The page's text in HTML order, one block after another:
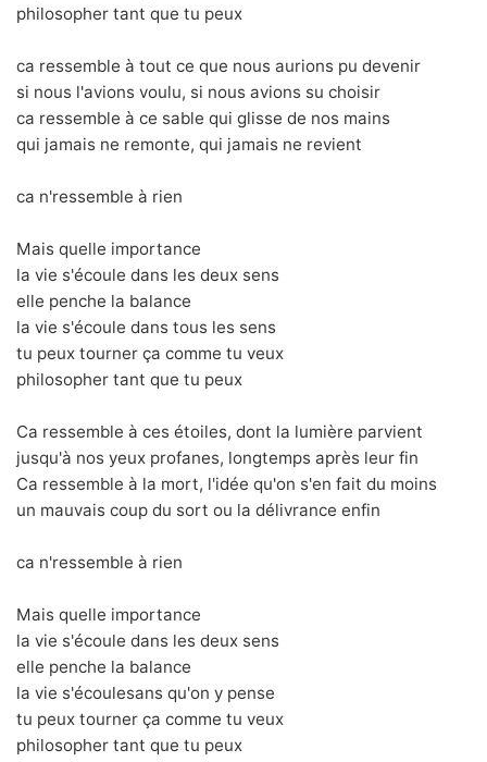
philosopher tant que tu peux
ca ressemble à tout ce que nous aurions pu devenir
si nous l'avions voulu, si nous avions su choisir
ca ressemble à ce sable qui glisse de nos mains
qui jamais ne remonte, qui jamais ne revient
ca n'ressemble à rien
Mais quelle importance
la vie s'écoule dans les deux sens
elle penche la balance
la vie s'écoule dans tous les sens
tu peux tourner ça comme tu veux
philosopher tant que tu peux
Ca ressemble à ces étoiles, dont la lumière parvient
jusqu'à nos yeux profanes, longtemps après leur fin
Ca ressemble à la mort, l'idée qu'on s'en fait du moins
un mauvais coup du sort ou la délivrance enfin
ca n'ressemble à rien
Mais quelle importance
la vie s'écoule dans les deux sens
elle penche la balance
la vie s'écoulesans qu'on y pense
tu peux tourner ça comme tu veux
philosopher tant que tu peux